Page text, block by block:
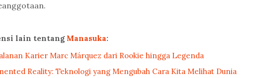
lain tentang Manasuka:
Karier Marc Márquez dari Rookie hingga Legenda
Reality: Teknologi yang Mengubah Cara Kita Melihat Dunia